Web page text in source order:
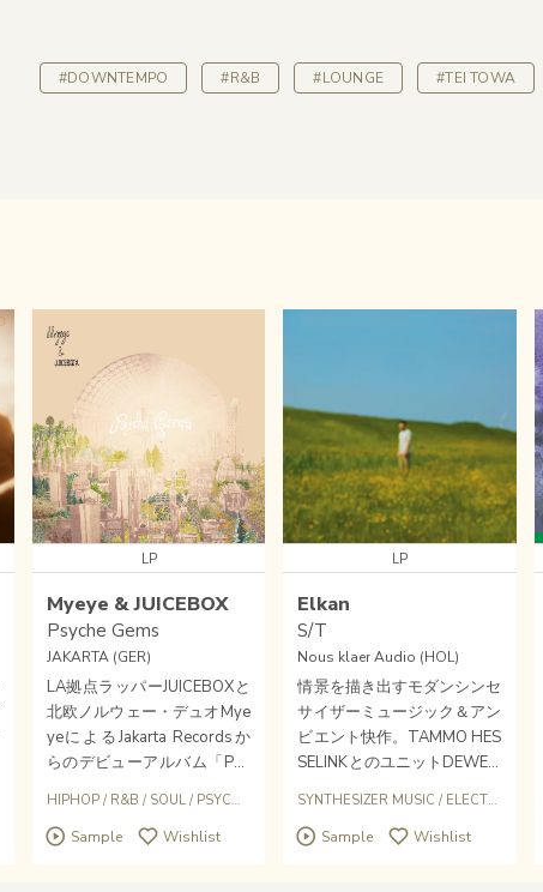
#DOWNTEMPO #R&B #LOUNGE #TEI TOWA
LP
Myeye & JUICEBOX
Psyche Gems
JAKARTA (GER)
LA拠点ラッパーJUICEBOXと
北欧ノルウェー・デュオMye
yeによるJakarta Recordsか
らのデビューアルバム「Psy
く白昼夢ヒップホップ内省的
ソフト・サイケデリック・ソ
HIPHOP/ R&B / SOUL/ PSYCHEDELIC
Sample Wishlist
LP
Elkan
S/T
Nous klaer Audio (HOL)
情景を描き出すモダンシンセ
サイザーミュージック＆アン
ビエント快作。TAMMO HES
SELINKとのユニットDEWEM
たレーベルファミリーELKAN
のソロアルバムが現行エレク
SYNTHESIZER MUSIC / ELECTRONIC
Sample Wishlist